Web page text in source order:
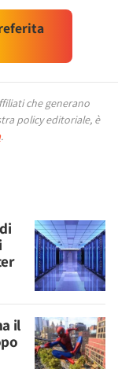
che generano
policy editoriale, è
.
il